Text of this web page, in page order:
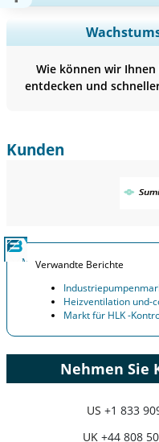
Regionale und
Segmentanalyse,
Wie können wir
entdecken und
Kunden
Verwandte Berichte
Heizventilation und-
Markt für HLK -
Nehmen Sie
US +1 833
UK +44 808